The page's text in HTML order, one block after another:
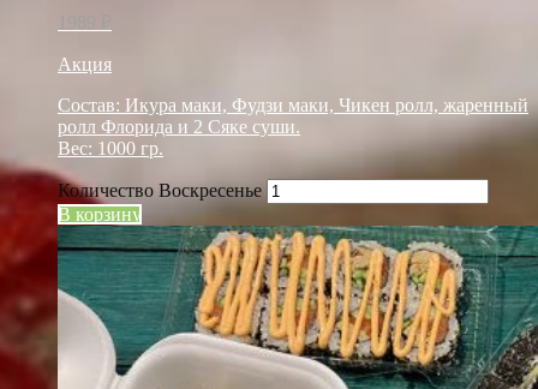
Акция
Состав: Икура маки, Фудзи маки, Чикен ролл, жаренный
ролл Флорида и 2 Сяке суши.
Вес: 1000 гр.
Количество Воскресенье
В корзину